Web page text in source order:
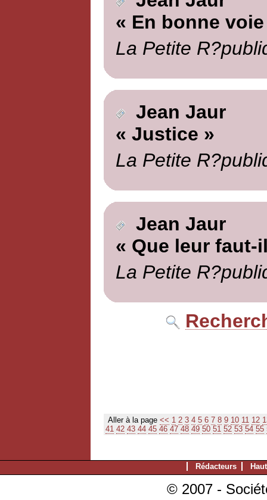
« En bonne
La Petite
Jean Jaur
« Justice »
La Petite
Jean Jaur
« Que leur faut-
La Petite
Aller à la page << 1 2 3 4 5 6 7 8 9 10 11 12
41 42 43 44 45 46 47 48 49 50 51 52 53 54 55
Rédacteurs
© 2007 -